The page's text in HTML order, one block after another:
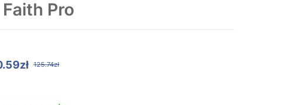
Pro
125.74zł